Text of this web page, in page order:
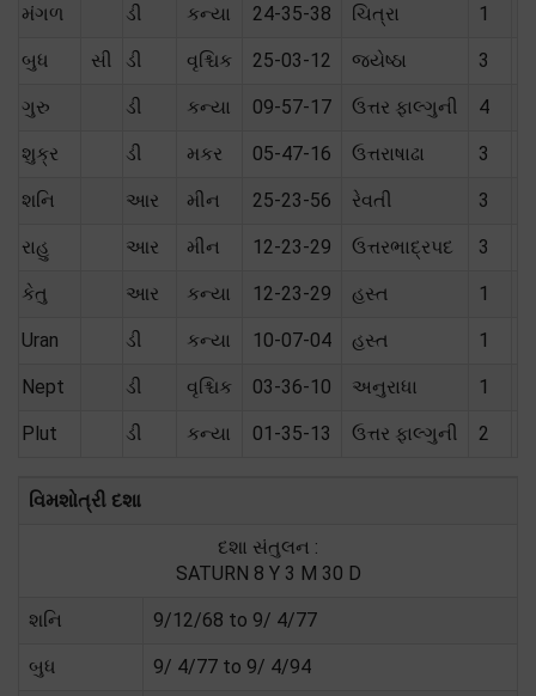
મંગળ ડી કન્યા 24-35-38 ચિત્રા 1
બુધ સી ડી વૃશ્ચિક 25-03-12 જ્યેષ્ઠા 3
ગુરુ ડી કન્યા 09-57-17 ઉત્તર ફાલ્ગુની 4
શુક્ર ડી મકર 05-47-16 ઉત્તરાષાઢા 3
શનિ આર મીન 25-23-56 રેવતી 3
રાહુ આર મીન 12-23-29 ઉત્તરભાદ્રપદ 3
કેતુ આર કન્યા 12-23-29 હસ્ત 1
Uran ડી કન્યા 10-07-04 હસ્ત 1
Nept ડી વૃશ્ચિક 03-36-10 અનુરાધા 1
Plut ડી કન્યા 01-35-13 ઉત્તર ફાલ્ગુની 2
વિમશોત્રી દશા
દશા સંતુલન :
SATURN 8 Y 3 M 30 D
શનિ 9/12/68 to 9/ 4/77
બુધ 9/ 4/77 to 9/ 4/94